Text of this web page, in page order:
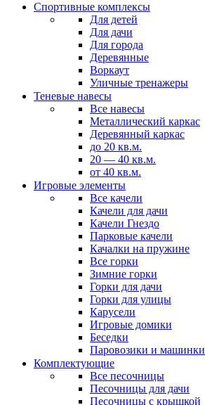
Спортивные комплексы
Для детей
Для дачи
Для города
Деревянные
Воркаут
Уличные тренажеры
Теневые навесы
Все навесы
Металлический каркас
Деревянный каркас
до 20 кв.м.
20 — 40 кв.м.
от 40 кв.м.
Игровые элементы
Все качели
Качели для дачи
Качели Гнездо
Парковые качели
Качалки на пружине
Все горки
Зимние горки
Горки для дачи
Горки для улицы
Карусели
Игровые домики
Беседки
Паровозики и машинки
Комплектующие
Все песочницы
Песочницы для дачи
Песочницы с крышкой